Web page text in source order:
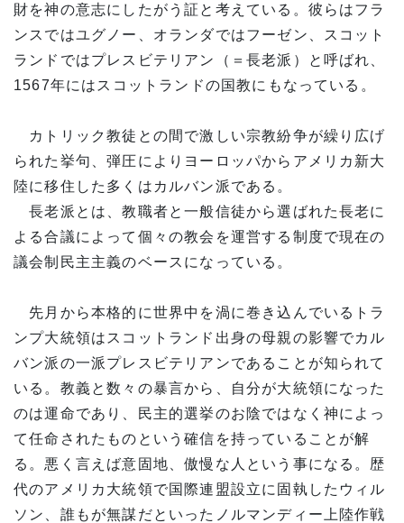
財を神の意志にしたがう証と考えている。彼らはフラ
ンスではユグノー、オランダではフーゼン、スコット
ランドではプレスビテリアン（＝長老派）と呼ばれ、
1567年にはスコットランドの国教にもなっている。
カトリック教徒との間で激しい宗教紛争が繰り広げ
られた挙句、弾圧によりヨーロッパからアメリカ新大
陸に移住した多くはカルバン派である。
長老派とは、教職者と一般信徒から選ばれた長老に
よる合議によって個々の教会を運営する制度で現在の
議会制民主主義のベースになっている。
先月から本格的に世界中を渦に巻き込んでいるトラ
ンプ大統領はスコットランド出身の母親の影響でカル
バン派の一派プレスビテリアンであることが知られて
いる。教義と数々の暴言から、自分が大統領になった
のは運命であり、民主的選挙のお陰ではなく神によっ
て任命されたものという確信を持っていることが解
る。悪く言えば意固地、傲慢な人という事になる。歴
代のアメリカ大統領で国際連盟設立に固執したウィル
ソン、誰もが無謀だといったノルマンディー上陸作戦